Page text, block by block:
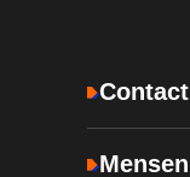
Contact
Mensen